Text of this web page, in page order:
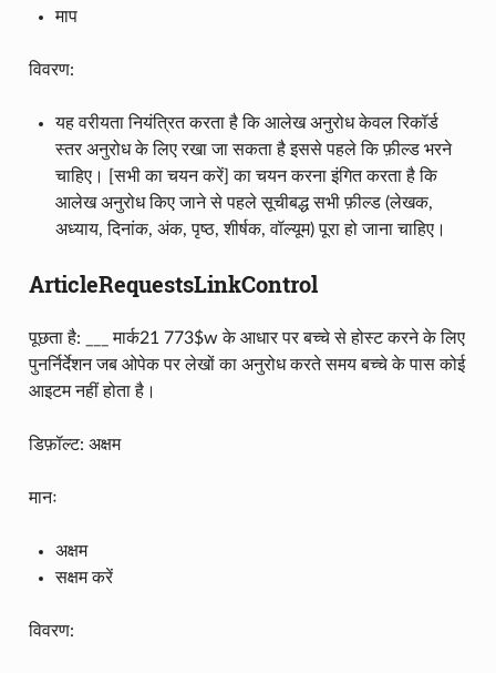
माप
विवरण:
यह वरीयता नियंत्रित करता है कि आलेख अनुरोध केवल रिकॉर्ड
स्तर अनुरोध के लिए रखा जा सकता है इससे पहले कि फ़ील्ड भरने
चाहिए। [सभी का चयन करें] का चयन करना इंगित करता है कि
आलेख अनुरोध किए जाने से पहले सूचीबद्ध सभी फ़ील्ड (लेखक,
अध्याय, दिनांक, अंक, पृष्ठ, शीर्षक, वॉल्यूम) पूरा हो जाना चाहिए।
ArticleRequestsLinkControl
पूछता है: ___ मार्क21 773$w के आधार पर बच्चे से होस्ट करने के लिए
पुनर्निर्देशन जब ओपेक पर लेखों का अनुरोध करते समय बच्चे के पास कोई
आइटम नहीं होता है।
डिफ़ॉल्ट: अक्षम
मानः
अक्षम
सक्षम करें
विवरण: